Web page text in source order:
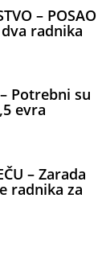
– POSAO
dva radnika
– Potrebni su
evra
– Zarada
radnika za